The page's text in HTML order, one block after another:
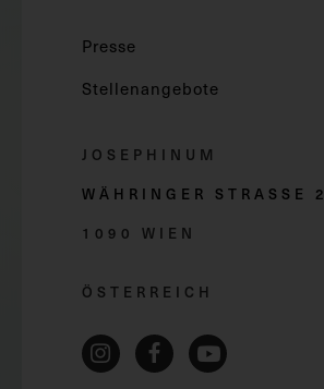
Presse
Stellenangebote
JOSEPHINUM
WÄHRINGER STRASSE 2
1090 WIEN
ÖSTERREICH